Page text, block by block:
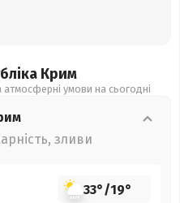
Крим
умови на сьогодні
зливи
33°/19°